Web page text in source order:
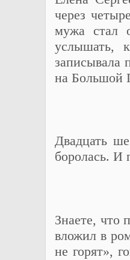
через
мужа стал
услышать,
записывала
на Большой
Двадцать
боролась. И
Знаете, что
вложил в
не горят»,